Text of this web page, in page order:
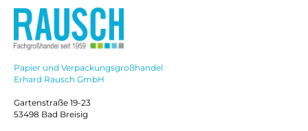
Papier und Verpackungsgroßhandel
Erhard Rausch GmbH
Gartenstraße 19-23
53498 Bad Breisig